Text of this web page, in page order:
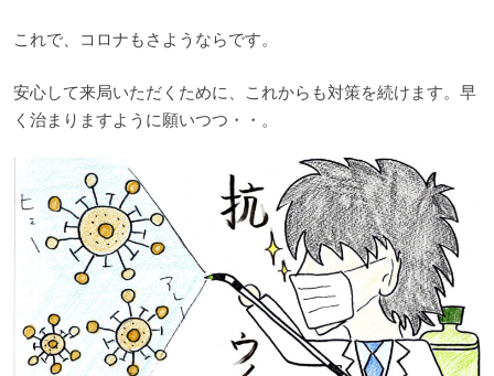
これで、コロナもさようならです。
安心して来局いただくために、これからも対策を続けます。早
く治まりますように願いつつ・・。